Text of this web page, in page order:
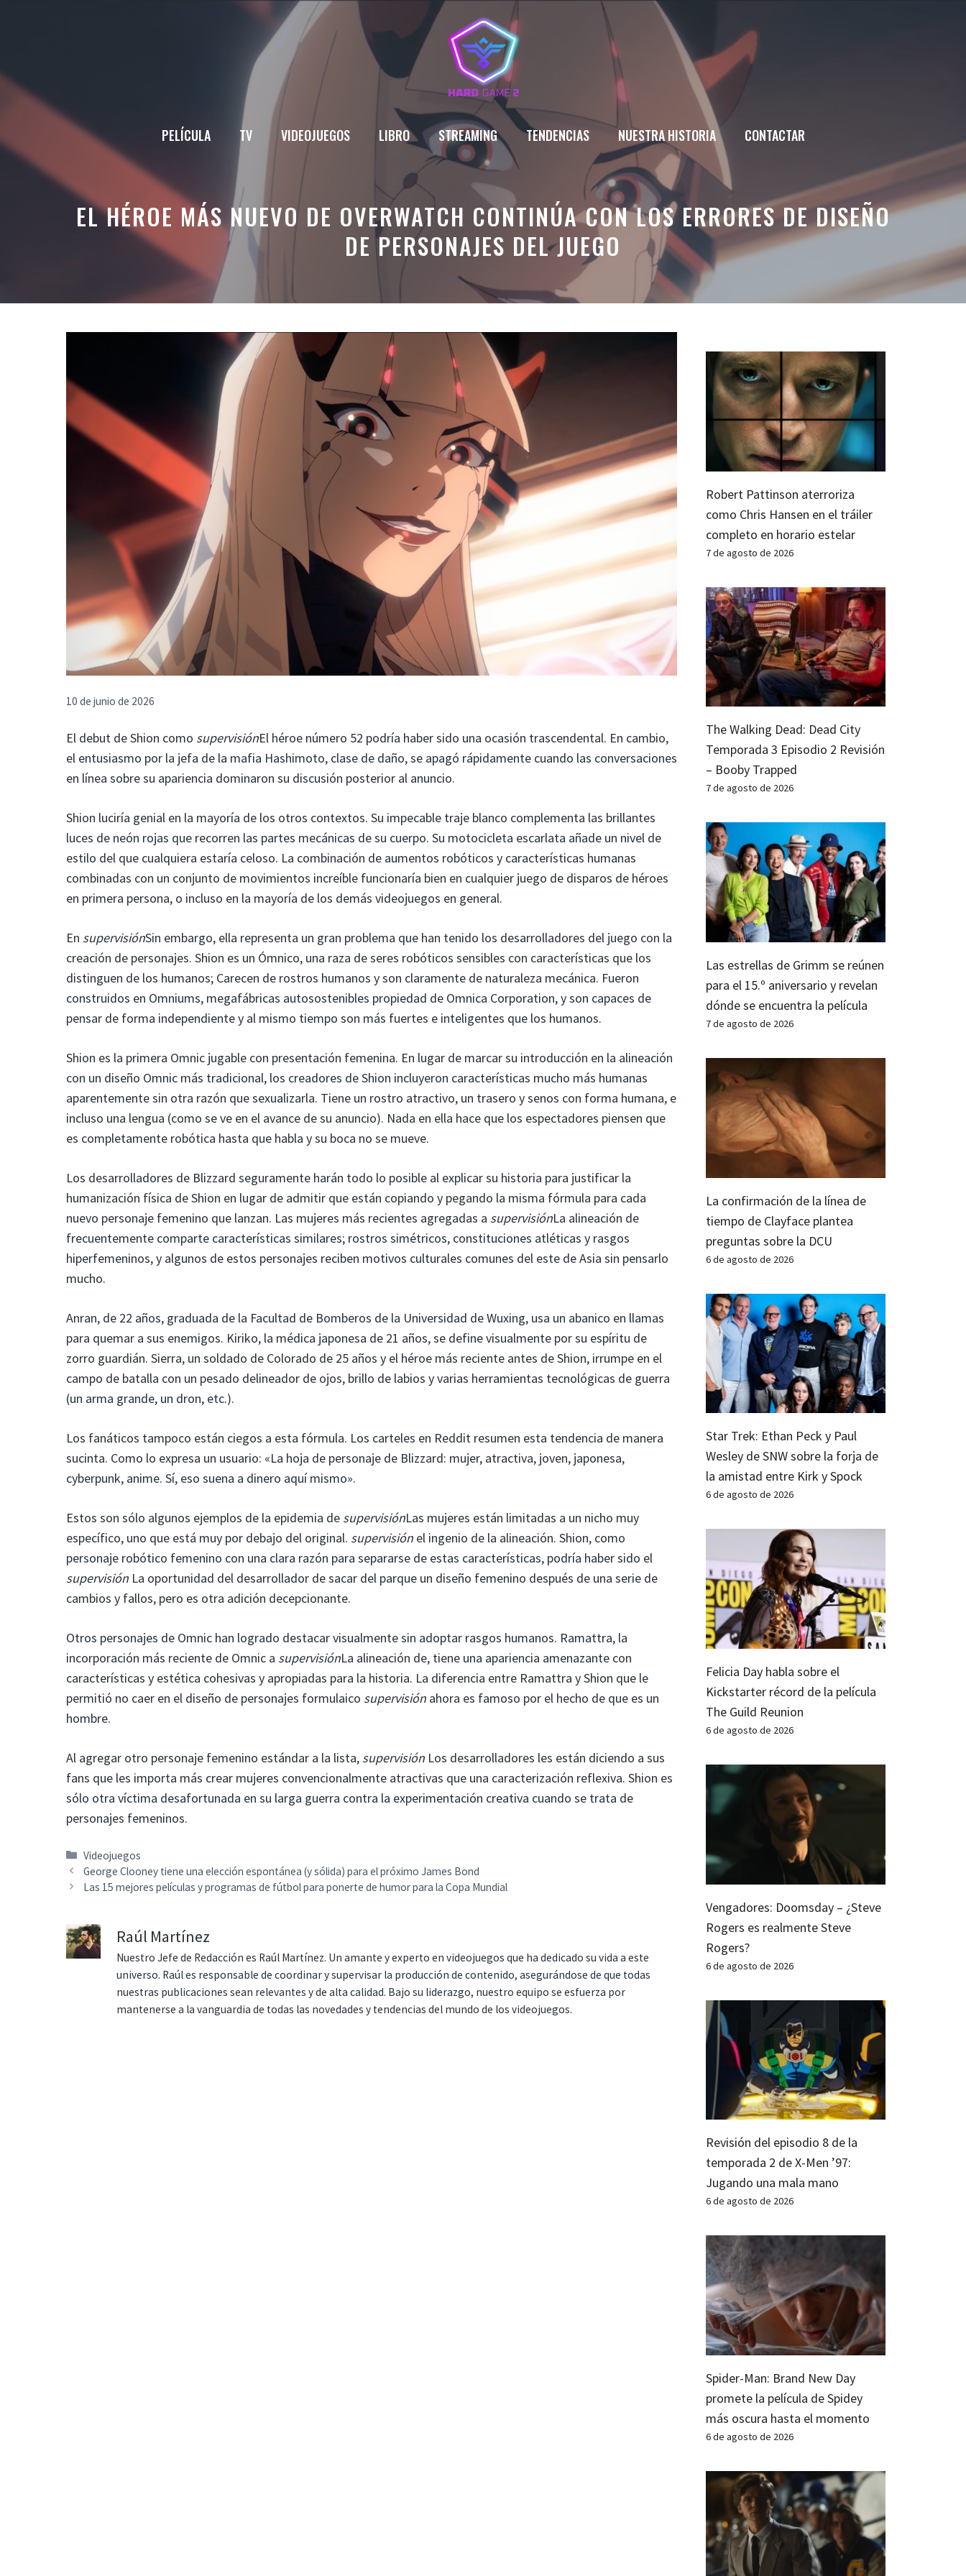
PELÍCULA TV VIDEOJUEGOS LIBRO STREAMING TENDENCIAS NUESTRA HISTORIA CONTACTAR
EL HÉROE MÁS NUEVO DE OVERWATCH CONTINÚA CON LOS ERRORES DE DISEÑO
DE PERSONAJES DEL JUEGO
10 de junio de 2026
El debut de Shion como supervisiónEl héroe número 52 podría haber sido una ocasión trascendental. En cambio,
el entusiasmo por la jefa de la mafia Hashimoto, clase de daño, se apagó rápidamente cuando las conversaciones
en línea sobre su apariencia dominaron su discusión posterior al anuncio.
Shion luciría genial en la mayoría de los otros contextos. Su impecable traje blanco complementa las brillantes
luces de neón rojas que recorren las partes mecánicas de su cuerpo. Su motocicleta escarlata añade un nivel de
estilo del que cualquiera estaría celoso. La combinación de aumentos robóticos y características humanas
combinadas con un conjunto de movimientos increíble funcionaría bien en cualquier juego de disparos de héroes
en primera persona, o incluso en la mayoría de los demás videojuegos en general.
En supervisiónSin embargo, ella representa un gran problema que han tenido los desarrolladores del juego con la
creación de personajes. Shion es un Ómnico, una raza de seres robóticos sensibles con características que los
distinguen de los humanos; Carecen de rostros humanos y son claramente de naturaleza mecánica. Fueron
construidos en Omniums, megafábricas autosostenibles propiedad de Omnica Corporation, y son capaces de
pensar de forma independiente y al mismo tiempo son más fuertes e inteligentes que los humanos.
Shion es la primera Omnic jugable con presentación femenina. En lugar de marcar su introducción en la alineación
con un diseño Omnic más tradicional, los creadores de Shion incluyeron características mucho más humanas
aparentemente sin otra razón que sexualizarla. Tiene un rostro atractivo, un trasero y senos con forma humana, e
incluso una lengua (como se ve en el avance de su anuncio). Nada en ella hace que los espectadores piensen que
es completamente robótica hasta que habla y su boca no se mueve.
Los desarrolladores de Blizzard seguramente harán todo lo posible al explicar su historia para justificar la
humanización física de Shion en lugar de admitir que están copiando y pegando la misma fórmula para cada
nuevo personaje femenino que lanzan. Las mujeres más recientes agregadas a supervisiónLa alineación de
frecuentemente comparte características similares; rostros simétricos, constituciones atléticas y rasgos
hiperfemeninos, y algunos de estos personajes reciben motivos culturales comunes del este de Asia sin pensarlo
mucho.
Anran, de 22 años, graduada de la Facultad de Bomberos de la Universidad de Wuxing, usa un abanico en llamas
para quemar a sus enemigos. Kiriko, la médica japonesa de 21 años, se define visualmente por su espíritu de
zorro guardián. Sierra, un soldado de Colorado de 25 años y el héroe más reciente antes de Shion, irrumpe en el
campo de batalla con un pesado delineador de ojos, brillo de labios y varias herramientas tecnológicas de guerra
(un arma grande, un dron, etc.).
Los fanáticos tampoco están ciegos a esta fórmula. Los carteles en Reddit resumen esta tendencia de manera
sucinta. Como lo expresa un usuario: «La hoja de personaje de Blizzard: mujer, atractiva, joven, japonesa,
cyberpunk, anime. Sí, eso suena a dinero aquí mismo».
Estos son sólo algunos ejemplos de la epidemia de supervisiónLas mujeres están limitadas a un nicho muy
específico, uno que está muy por debajo del original. supervisión el ingenio de la alineación. Shion, como
personaje robótico femenino con una clara razón para separarse de estas características, podría haber sido el
supervisión La oportunidad del desarrollador de sacar del parque un diseño femenino después de una serie de
cambios y fallos, pero es otra adición decepcionante.
Otros personajes de Omnic han logrado destacar visualmente sin adoptar rasgos humanos. Ramattra, la
incorporación más reciente de Omnic a supervisiónLa alineación de, tiene una apariencia amenazante con
características y estética cohesivas y apropiadas para la historia. La diferencia entre Ramattra y Shion que le
permitió no caer en el diseño de personajes formulaico supervisión ahora es famoso por el hecho de que es un
hombre.
Al agregar otro personaje femenino estándar a la lista, supervisión Los desarrolladores les están diciendo a sus
fans que les importa más crear mujeres convencionalmente atractivas que una caracterización reflexiva. Shion es
sólo otra víctima desafortunada en su larga guerra contra la experimentación creativa cuando se trata de
personajes femeninos.
Categorías
Videojuegos
George Clooney tiene una elección espontánea (y sólida) para el próximo James Bond
Las 15 mejores películas y programas de fútbol para ponerte de humor para la Copa Mundial
Raúl Martínez
Nuestro Jefe de Redacción es Raúl Martínez. Un amante y experto en videojuegos que ha dedicado su vida a este
universo. Raúl es responsable de coordinar y supervisar la producción de contenido, asegurándose de que todas
nuestras publicaciones sean relevantes y de alta calidad. Bajo su liderazgo, nuestro equipo se esfuerza por
mantenerse a la vanguardia de todas las novedades y tendencias del mundo de los videojuegos.
Robert Pattinson aterroriza
como Chris Hansen en el tráiler
completo en horario estelar
7 de agosto de 2026
The Walking Dead: Dead City
Temporada 3 Episodio 2 Revisión
– Booby Trapped
7 de agosto de 2026
Las estrellas de Grimm se reúnen
para el 15.º aniversario y revelan
dónde se encuentra la película
7 de agosto de 2026
La confirmación de la línea de
tiempo de Clayface plantea
preguntas sobre la DCU
6 de agosto de 2026
Star Trek: Ethan Peck y Paul
Wesley de SNW sobre la forja de
la amistad entre Kirk y Spock
6 de agosto de 2026
Felicia Day habla sobre el
Kickstarter récord de la película
The Guild Reunion
6 de agosto de 2026
Vengadores: Doomsday – ¿Steve
Rogers es realmente Steve
Rogers?
6 de agosto de 2026
Revisión del episodio 8 de la
temporada 2 de X-Men ’97:
Jugando una mala mano
6 de agosto de 2026
Spider-Man: Brand New Day
promete la película de Spidey
más oscura hasta el momento
6 de agosto de 2026